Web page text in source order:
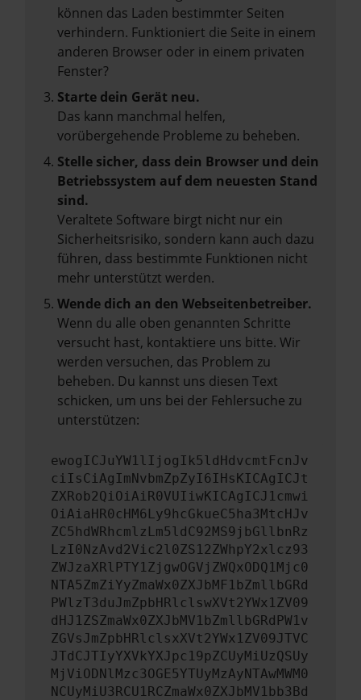
können das Laden bestimmter Seiten
verhindern. Funktioniert die Seite in einem
anderen Browser oder in einem privaten
Fenster?
Starte dein Gerät neu.
Das kann manchmal helfen,
vorübergehende Probleme zu beheben.
Stelle sicher, dass dein Browser und dein
Betriebssystem auf dem neuesten Stand
sind.
Veraltete Software birgt nicht nur ein
Sicherheitsrisiko, sondern kann auch dazu
führen, dass bestimmte Funktionen nicht
mehr unterstützt werden.
Wende dich an den Webseitenbetreiber.
Wenn du alle oben genannten Schritte
versucht hast, kontaktiere uns bitte. Wir
werden versuchen, das Problem zu
beheben. Du kannst uns diesen Text
schicken, um uns bei der Fehlersuche zu
unterstützen:
ewogICJuYW1lIjogIk5ldHdvcmtFcnJv
ciIsCiAgImNvbmZpZyI6IHsKICAgICJt
ZXRob2QiOiAiR0VUIiwKICAgICJ1cmwi
OiAiaHR0cHM6Ly9hcGkueC5ha3MtcHJv
ZC5hdWRhcmlzLm5ldC92MS9jbGllbnRz
LzI0NzAvd2Vic2l0ZS12ZWhpY2xlcz93
ZWJzaXRlPTY1ZjgwOGVjZWQxODQ1Mjc0
NTA5ZmZiYyZmaWx0ZXJbMF1bZmllbGRd
PWlzT3duJmZpbHRlclswXVt2YWx1ZV09
dHJ1ZSZmaWx0ZXJbMV1bZmllbGRdPW1v
ZGVsJmZpbHRlclsxXVt2YWx1ZV09JTVC
JTdCJTIyYXVkYXJpc19pZCUyMiUzQSUy
MjViODNlMzc3OGE5YTUyMzAyNTAwMWM0
NCUyMiU3RCU1RCZmaWx0ZXJbMV1bb3Bd